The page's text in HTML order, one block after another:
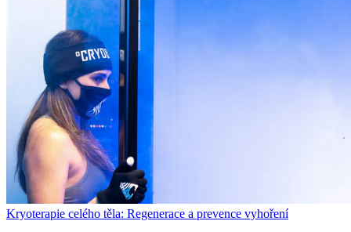
Kryoterapie celého těla: Regenerace a prevence vyhoření